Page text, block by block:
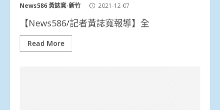
News586 黃誌寬-新竹 2021-12-07
【News586/記者黃誌寬報導】全
Read More